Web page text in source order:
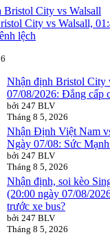
City vs Walsall,
lệch
Nhận định Bristol City
07/08/2026: Đẳng cấp
bởi 247 BLV
Tháng 8 5, 2026
Nhận Định Việt Nam
Ngày 07/08: Sức
bởi 247 BLV
Tháng 8 5, 2026
Nhận định, soi kèo
(20:00 ngày 07/08/
trước xe bus?
bởi 247 BLV
Tháng 8 5, 2026